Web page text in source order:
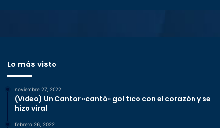
Lo más visto
noviembre 27, 2022
(Video) Un Cantor «cantó» gol tico con el corazón y se
hizo viral
febrero 26, 2022